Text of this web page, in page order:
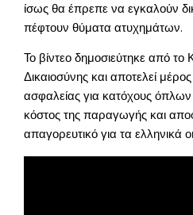
ίσως θα έπρεπε να εγκαλούν
πέφτουν θύματα ατυχημάτων.
Το βίντεο δημοσιεύτηκε από το
Δικαιοσύνης και αποτελεί
ασφαλείας για κατόχους
κόστος της παραγωγής και
απαγορευτικό για τα ελληνικά